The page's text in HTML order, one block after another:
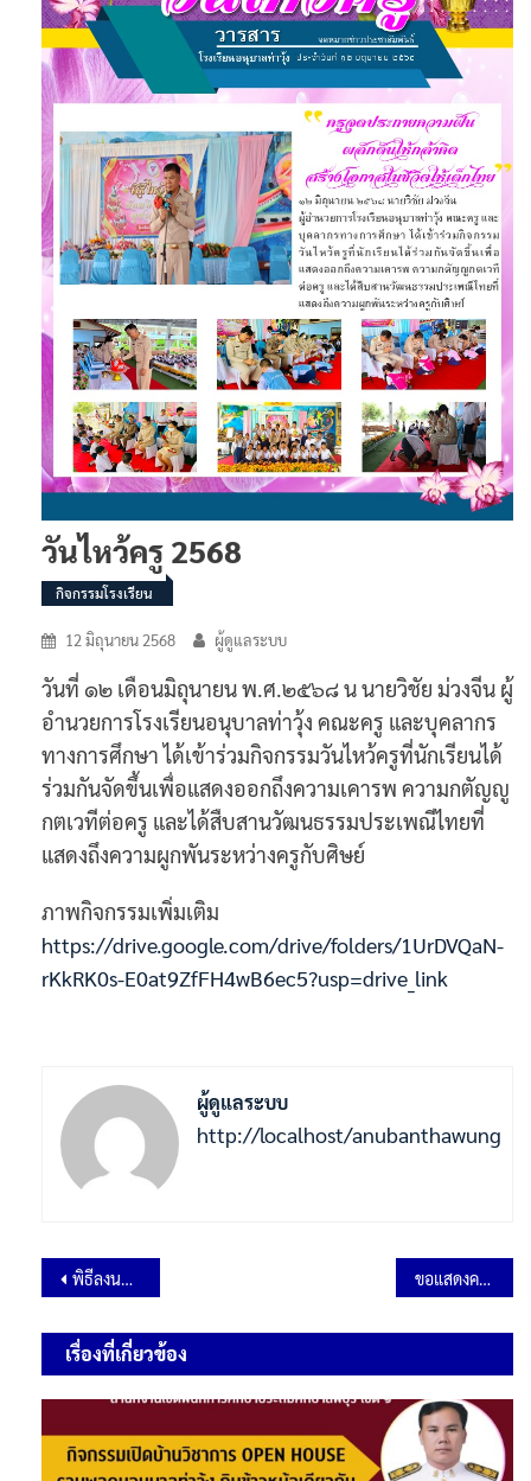
วันไหว้ครู 2568
กิจกรรมโรงเรียน
12 มิถุนายน 2568 ผู้ดูแลระบบ
วันที่ ๑๒ เดือนมิถุนายน พ.ศ.๒๕๖๘ น นายวิชัย ม่วงจีน ผู้
อำนวยการโรงเรียนอนุบาลท่าวุ้ง คณะครู และบุคลากร
ทางการศึกษา ได้เข้าร่วมกิจกรรมวันไหว้ครูที่นักเรียนได้
ร่วมกันจัดขึ้นเพื่อแสดงออกถึงความเคารพ ความกตัญญู
กตเวทีต่อครู และได้สืบสานวัฒนธรรมประเพณีไทยที่
แสดงถึงความผูกพันระหว่างครูกับศิษย์
ภาพกิจกรรมเพิ่มเติม
https://drive.google.com/drive/folders/1UrDVQaN-
rKkRK0s-E0at9ZfFH4wB6ec5?usp=drive_link
ผู้ดูแลระบบ
http://localhost/anubanthawung
พิธีลงนามถวายพระพรชัยมงคลเฉลิมพระเกียรติ เนื่องในโอกาสวันเฉลิมพระชนมพรรษา สมเด็จพระนางเจ้า สุทิดา พัชรสุธาพิมลลักษณ พระบรมราชินี 2568 ขอแสดงความยินดีกับนักเรียนมีผลการประเมินคุณภาพผู้เรียน (NT) ๑๐๐ คะแนน
เรื่องที่เกี่ยวข้อง